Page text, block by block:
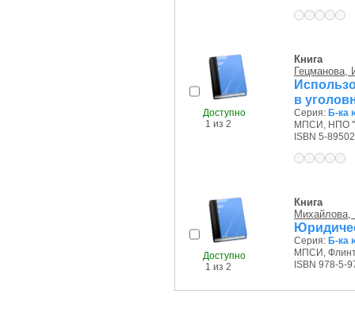
Доступно
1 из 2
Книга
Гецманова,
в
Серия: Б-ка
МПСИ, НПО
ISBN 5-
Доступно
1 из 2
Книга
Серия: Б-ка
МПСИ,
ISBN 978-5-